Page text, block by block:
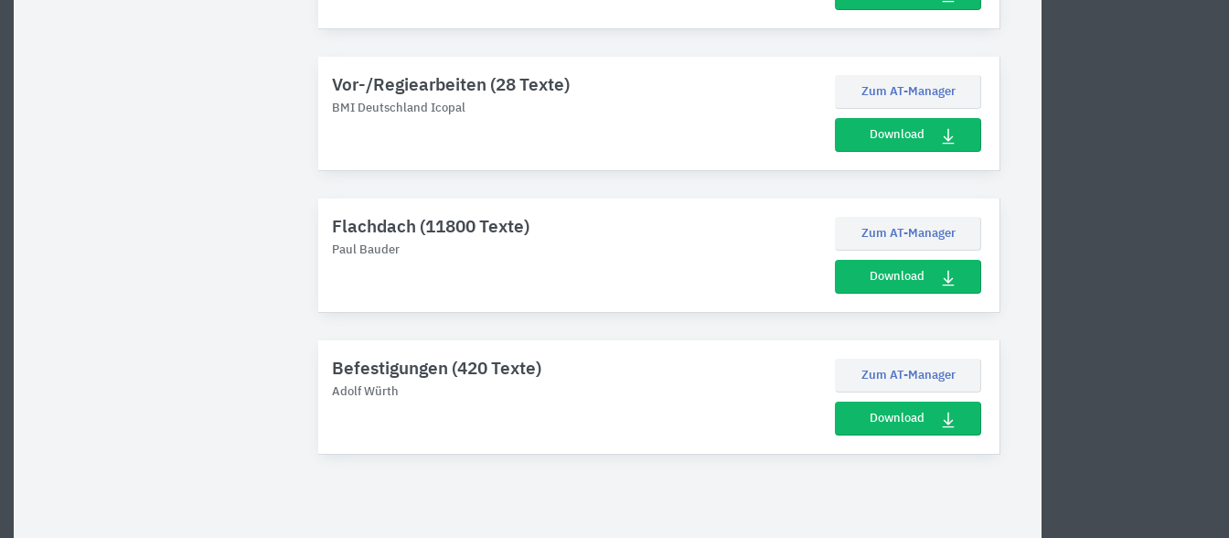
Vor-/Regiearbeiten (28 Texte)
BMI Deutschland Icopal
Zum AT-Manager
Download
Flachdach (11800 Texte)
Paul Bauder
Zum AT-Manager
Download
Befestigungen (420 Texte)
Adolf Würth
Zum AT-Manager
Download